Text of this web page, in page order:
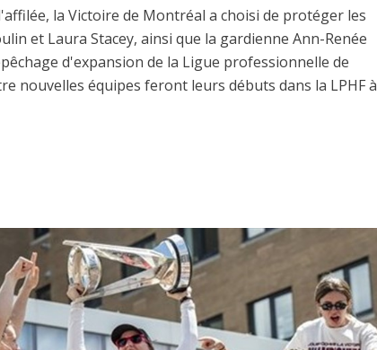
la Victoire de Montréal a choisi de protéger les
et Laura Stacey, ainsi que la gardienne Ann-Renée
d'expansion de la Ligue professionnelle de
nouvelles équipes feront leurs débuts dans la LPHF à